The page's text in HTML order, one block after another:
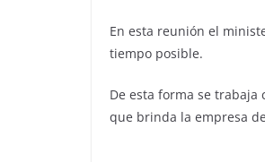
En esta reunión el
tiempo posible.
De esta forma se
que brinda la empresa